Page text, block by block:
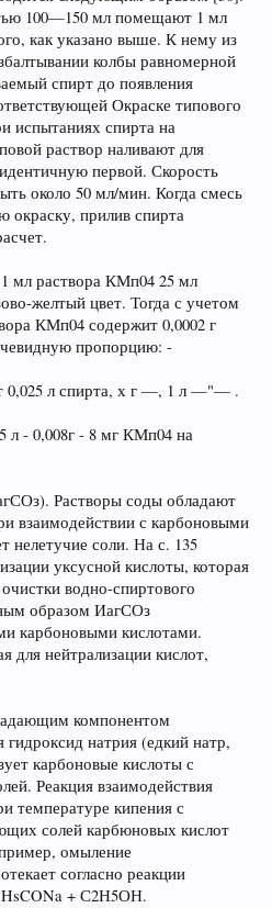
100—150 мл помещают 1 мл
как указано выше. К нему из
колбы равномерной
спирт до появления
Окраске типового
испытаниях спирта на
раствор наливают для
первой. Скорость
около 50 мл/мин. Когда смесь
окраску, прилив спирта
мл раствора КМп04 25 мл
желтый цвет. Тогда с учетом
КМп04 содержит 0,0002 г
пропорцию: -
0,025 л спирта, х г —, 1 л —"— .
л - 0,008г - 8 мг КМп04 на
Растворы соды обладают
взаимодействии с карбоновыми
нелетучие соли. На с. 135
уксусной кислоты, которая
водно-спиртового
образом ИагСОз
карбоновыми кислотами.
нейтрализации кислот,
компонентом
гидроксид натрия (едкий натр,
карбоновые кислоты с
Реакция взаимодействия
температуре кипения с
солей карбюновых кислот
омыление
согласно реакции
+ С2Н5ОН.